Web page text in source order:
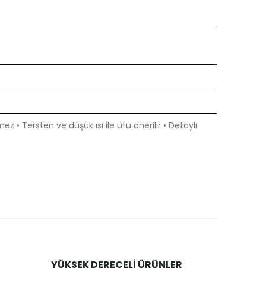
• Tersten ve düşük ısı ile ütü önerilir • Detaylı
YÜKSEK DERECELİ ÜRÜNLER